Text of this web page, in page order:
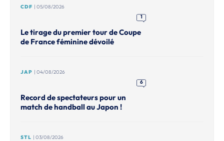
CDF | 05/08/2026
1
Le tirage du premier tour de Coupe
de France féminine dévoilé
JAP | 04/08/2026
6
Record de spectateurs pour un
match de handball au Japon !
STL | 03/08/2026